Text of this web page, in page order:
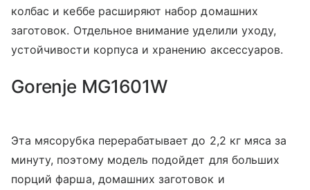
колбас и кеббе расширяют набор домашних
заготовок. Отдельное внимание уделили уходу,
устойчивости корпуса и хранению аксессуаров.
Gorenje MG1601W
Эта мясорубка перерабатывает до 2,2 кг мяса за
минуту, поэтому модель подойдет для больших
порций фарша, домашних заготовок и